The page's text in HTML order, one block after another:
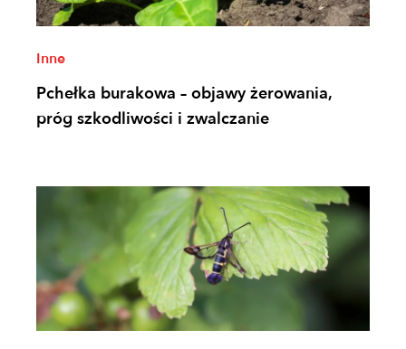
Inne
Pchełka burakowa – objawy żerowania,
próg szkodliwości i zwalczanie